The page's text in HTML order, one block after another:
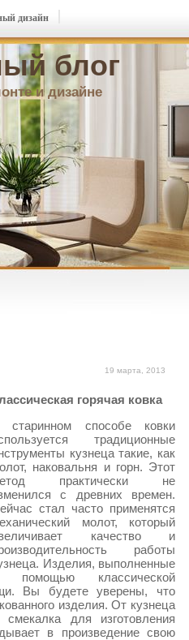
блог
и дизайне
дизайн
19 марта, 2013
горячая ковка
старинном способе ковки
традиционные
кузнеца такие, как
наковальня и горн. Этот
практически не
с древних времен.
стал часто применятся
молот, который
качество и
работы
Изделия, выполненные
помощью классической
Вы будете уверены, что
изделия. От кузнеца
для изготовления
в произведение свою